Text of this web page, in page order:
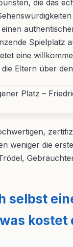
die das
Spielplatz
eine
Eltern über
weniger die
selbst
kostet